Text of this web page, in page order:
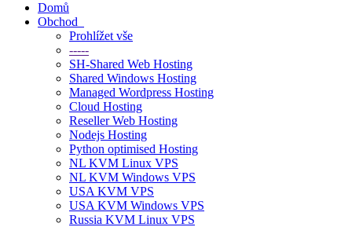
Domů
Obchod
Prohlížet vše
-----
SH-Shared Web Hosting
Shared Windows Hosting
Managed Wordpress Hosting
Cloud Hosting
Reseller Web Hosting
Nodejs Hosting
Python optimised Hosting
NL KVM Linux VPS
NL KVM Windows VPS
USA KVM VPS
USA KVM Windows VPS
Russia KVM Linux VPS